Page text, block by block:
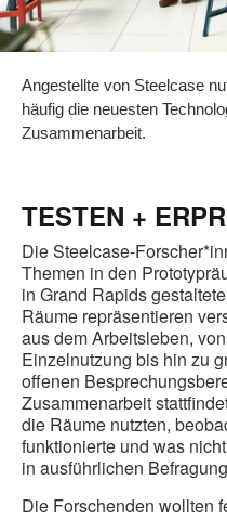
Angestellte von Steelcase
häufig die neuesten
Zusammenarbeit.
TESTEN +
Die Steelcase-
Themen in den
in Grand Rapids
Räume repräsentieren
aus dem Arbeitsleben,
Einzelnutzung bis hin zu
offenen
Zusammenarbeit
die Räume nutzten,
funktionierte und was
in ausführlichen
Die Forschenden wollten